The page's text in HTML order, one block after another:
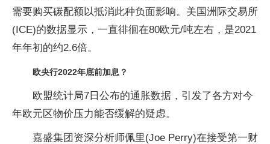
需要购买碳配额以抵消此种负面影响。美国洲际交易所
(ICE)的数据显示，一直徘徊在80欧元/吨左右，是2021
年年初的约2.6倍。
欧央行2022年底前加息？
欧盟统计局7日公布的通胀数据，引发了各方对今
年欧元区物价压力能否缓解的疑虑。
嘉盛集团资深分析师佩里(Joe Perry)在接受第一财